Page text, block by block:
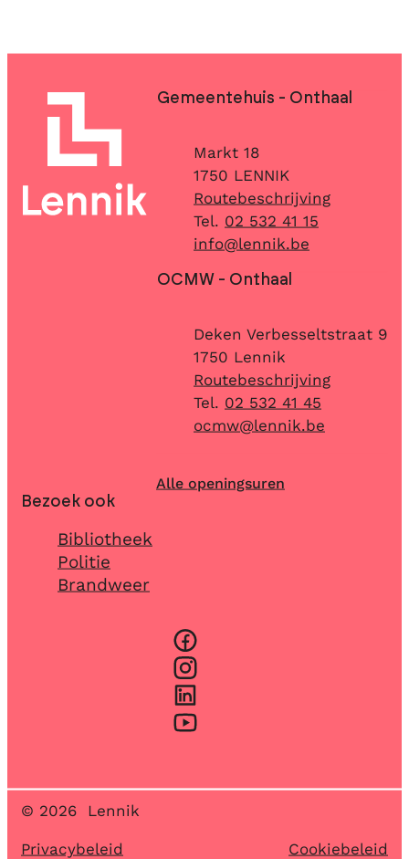
Contact & openingsuren
Gemeentehuis - Onthaal
AdresMarkt 18
,1750 LENNIK
Routebeschrijving
02 532 41 15
E-mailinfo@lennik.be
OCMW - Onthaal
AdresDeken Verbesseltstraat 9
,1750 Lennik
Routebeschrijving
02 532 41 45
E-mailocmw@lennik.be
Alle openingsuren
Bezoek ook
Bibliotheek
Politie
Brandweer
© 2026 Lennik
Privacybeleid
Cookiebeleid